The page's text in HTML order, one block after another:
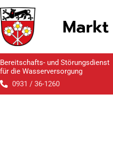
springen
Zum
Inhalt
springen
Bereitschafts- und Störungsdienst
für die Wasserversorgung
0931 / 36-1260